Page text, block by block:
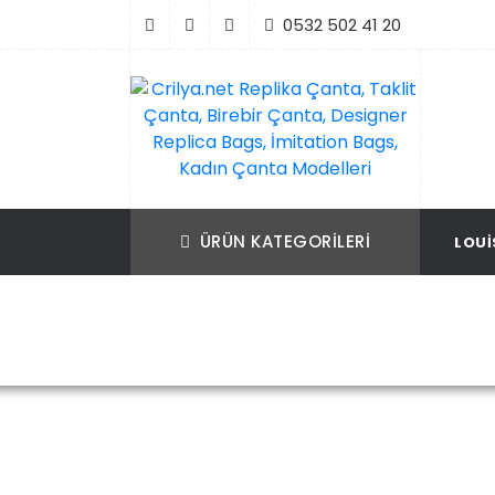
0532 502 41 20
Kadın Çanta Modelleri
ÜRÜN KATEGORILERI